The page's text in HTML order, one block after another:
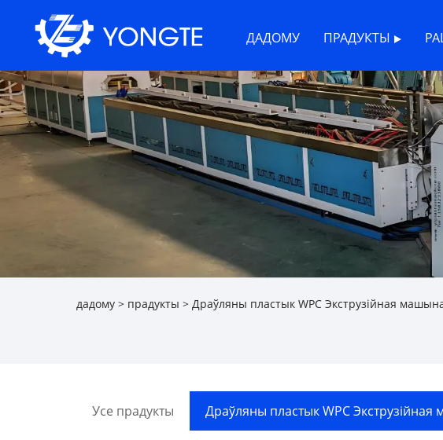
ДАДОМУ ПРАДУКТЫ
дадому > прадукты > Драўляны пластык WPC Экструзійная
Усе прадукты Драўляны пластык WPC